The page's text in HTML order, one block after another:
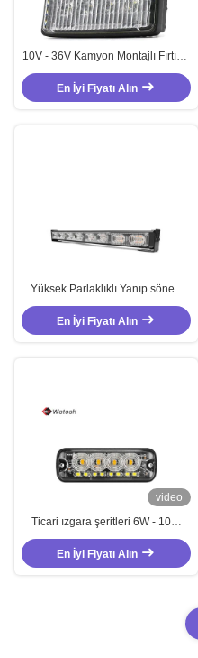
10V - 36V Kamyon Montajlı Fırtına
Fenerleri Kamyonlar için 20W
LED Çalışma Fenerleri
En İyi Fiyatı Alın
Yüksek Parlaklıklı Yanıp sönen
Işık Çubuğu
En İyi Fiyatı Alın
video
Ticari ızgara şeritleri 6W - 10W
Kamyonlar için Amber şerit
lambaları
En İyi Fiyatı Alın